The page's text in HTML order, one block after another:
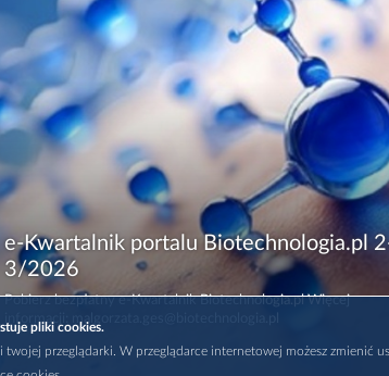
e-Kwartalnik portalu Biotechnologia.pl
3/2026
Pobierz bezpłatny e-Kwartalnik Biotechnologia.pl Więcej
informacji: malgorzata.ges@biotechnologia.pl
pliki cookies.
przeglądarki. W przeglądarce internetowej możesz zmienić